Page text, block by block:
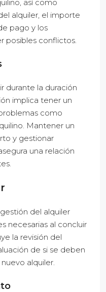
así como
alquiler, el importe
pago y los
posibles conflictos.
durante la duración
implica tener un
como
Mantener un
y gestionar
una relación
del alquiler
necesarias al concluir
la revisión del
de si se deben
alquiler.